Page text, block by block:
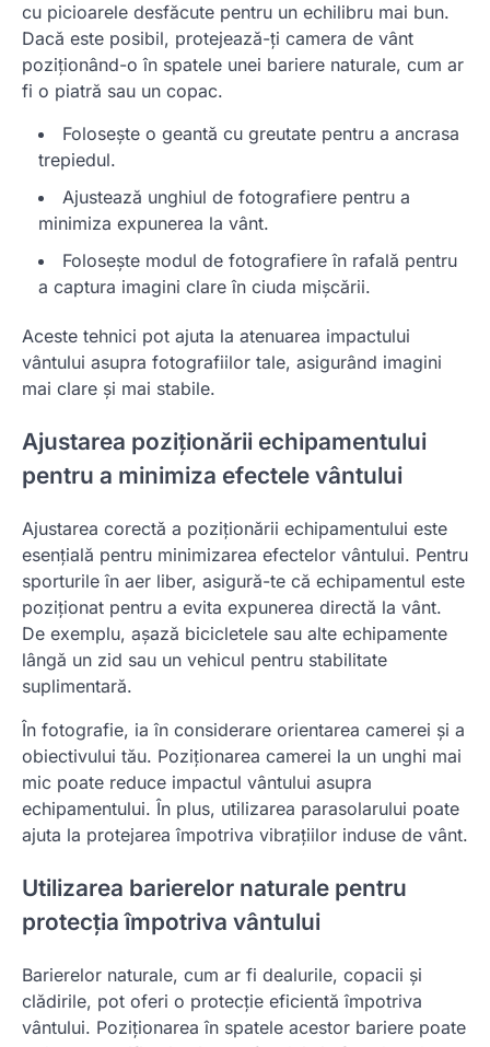
cu picioarele desfăcute pentru un echilibru mai bun.
Dacă este posibil, protejează-ți camera de vânt
poziționând-o în spatele unei bariere naturale, cum ar
fi o piatră sau un copac.
Folosește o geantă cu greutate pentru a ancrasa
trepiedul.
Ajustează unghiul de fotografiere pentru a
minimiza expunerea la vânt.
Folosește modul de fotografiere în rafală pentru
a captura imagini clare în ciuda mișcării.
Aceste tehnici pot ajuta la atenuarea impactului
vântului asupra fotografiilor tale, asigurând imagini
mai clare și mai stabile.
Ajustarea poziționării echipamentului
pentru a minimiza efectele vântului
Ajustarea corectă a poziționării echipamentului este
esențială pentru minimizarea efectelor vântului. Pentru
sporturile în aer liber, asigură-te că echipamentul este
poziționat pentru a evita expunerea directă la vânt.
De exemplu, așază bicicletele sau alte echipamente
lângă un zid sau un vehicul pentru stabilitate
suplimentară.
În fotografie, ia în considerare orientarea camerei și a
obiectivului tău. Poziționarea camerei la un unghi mai
mic poate reduce impactul vântului asupra
echipamentului. În plus, utilizarea parasolarului poate
ajuta la protejarea împotriva vibrațiilor induse de vânt.
Utilizarea barierelor naturale pentru
protecția împotriva vântului
Barierelor naturale, cum ar fi dealurile, copacii și
clădirile, pot oferi o protecție eficientă împotriva
vântului. Poziționarea în spatele acestor bariere poate